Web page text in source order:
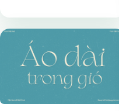
hạng4.95
sao